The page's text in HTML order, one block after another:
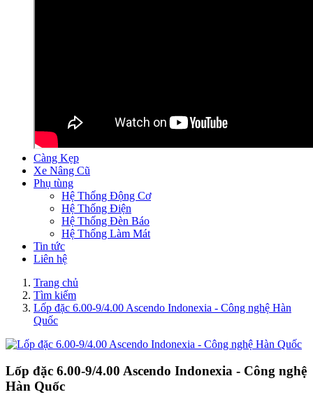
Càng Kẹp
Xe Nâng Cũ
Phụ tùng
Hệ Thống Động Cơ
Hệ Thống Điện
Hệ Thống Đèn Báo
Hệ Thống Làm Mát
Tin tức
Liên hệ
Trang chủ
Tìm kiếm
Lốp đặc 6.00-9/4.00 Ascendo Indonexia - Công nghệ Hàn
Quốc
Lốp đặc 6.00-9/4.00 Ascendo Indonexia - Công nghệ
Hàn Quốc